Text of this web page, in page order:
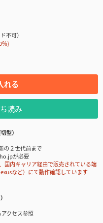
不可）
％)
れる
読み
型）
の２世代前まで
が必要
内キャリア経由で販売されている端
など）にて動作確認しています
クセス参照